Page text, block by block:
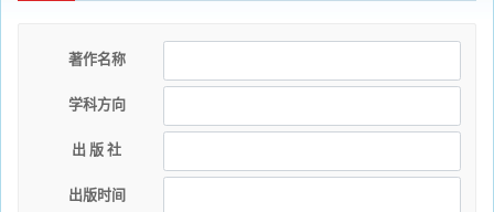
著作名称
学科方向
出 版 社
出版时间